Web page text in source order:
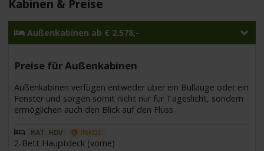
Kabinen & Preise
Außenkabinen ab € 2.578,-
Preise für Außenkabinen
Außenkabinen verfügen entweder über ein Bullauge oder ein
Fenster und sorgen somit nicht nur für Tageslicht, sondern
ermöglichen auch den Blick auf den Fluss.
KAT. HDV INFOS
2-Bett Hauptdeck (vorne)